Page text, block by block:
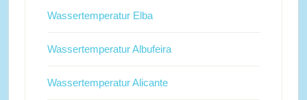
Wassertemperatur Elba
Wassertemperatur Albufeira
Wassertemperatur Alicante